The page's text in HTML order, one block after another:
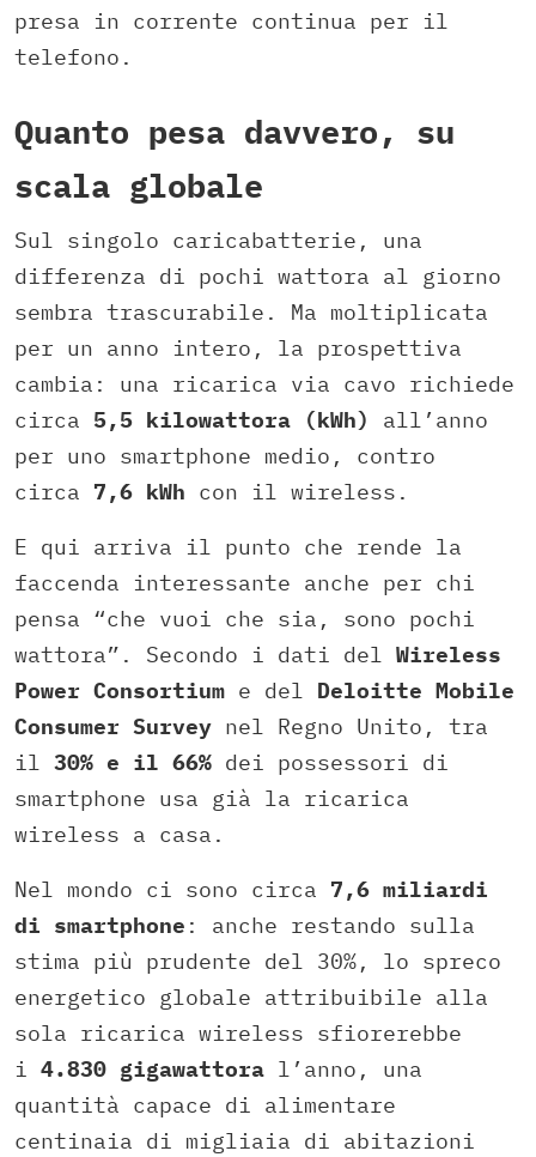
presa in corrente continua per il
telefono.
Quanto pesa davvero, su
scala globale
Sul singolo caricabatterie, una
differenza di pochi wattora al giorno
sembra trascurabile. Ma moltiplicata
per un anno intero, la prospettiva
cambia: una ricarica via cavo richiede
circa 5,5 kilowattora (kWh)
all’anno
per uno smartphone medio, contro
circa 7,6 kWh con il wireless.
E qui arriva il punto che rende la
faccenda interessante anche per chi
pensa “che vuoi che sia, sono pochi
wattora”. Secondo i dati del Wireless
Power Consortium e del Deloitte Mobile
Consumer Survey nel Regno Unito, tra
il 30% e il 66% dei possessori di
smartphone usa già la ricarica
wireless a casa.
Nel mondo ci sono circa 7,6 miliardi
di smartphone : anche restando sulla
stima più prudente del 30%, lo spreco
energetico globale attribuibile alla
sola ricarica wireless sfiorerebbe
i 4.830 gigawattora l’anno, una
quantità capace di alimentare
centinaia di migliaia di abitazioni